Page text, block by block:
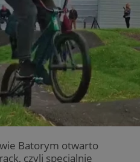
Batorym otwarto
czyli specjalnie